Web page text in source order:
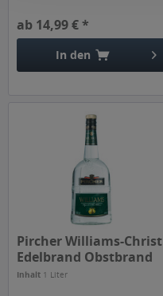
ab 14,99 € *
In den
Pircher Williams-Christ
Edelbrand Obstbrand
1l
Inhalt 1 Liter